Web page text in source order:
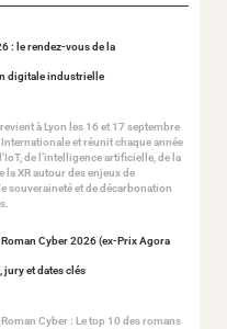
: le rendez-vous de la
digitale industrielle
revient à Lyon les 16 et 17 septembre
Internationale et réunit chaque année
de l’intelligence artificielle, de la
la XR autour des enjeux de
souveraineté et de décarbonation
Roman Cyber 2026 (ex-Prix Agora
jury et dates clés
Roman Cyber : Le top 10 des romans